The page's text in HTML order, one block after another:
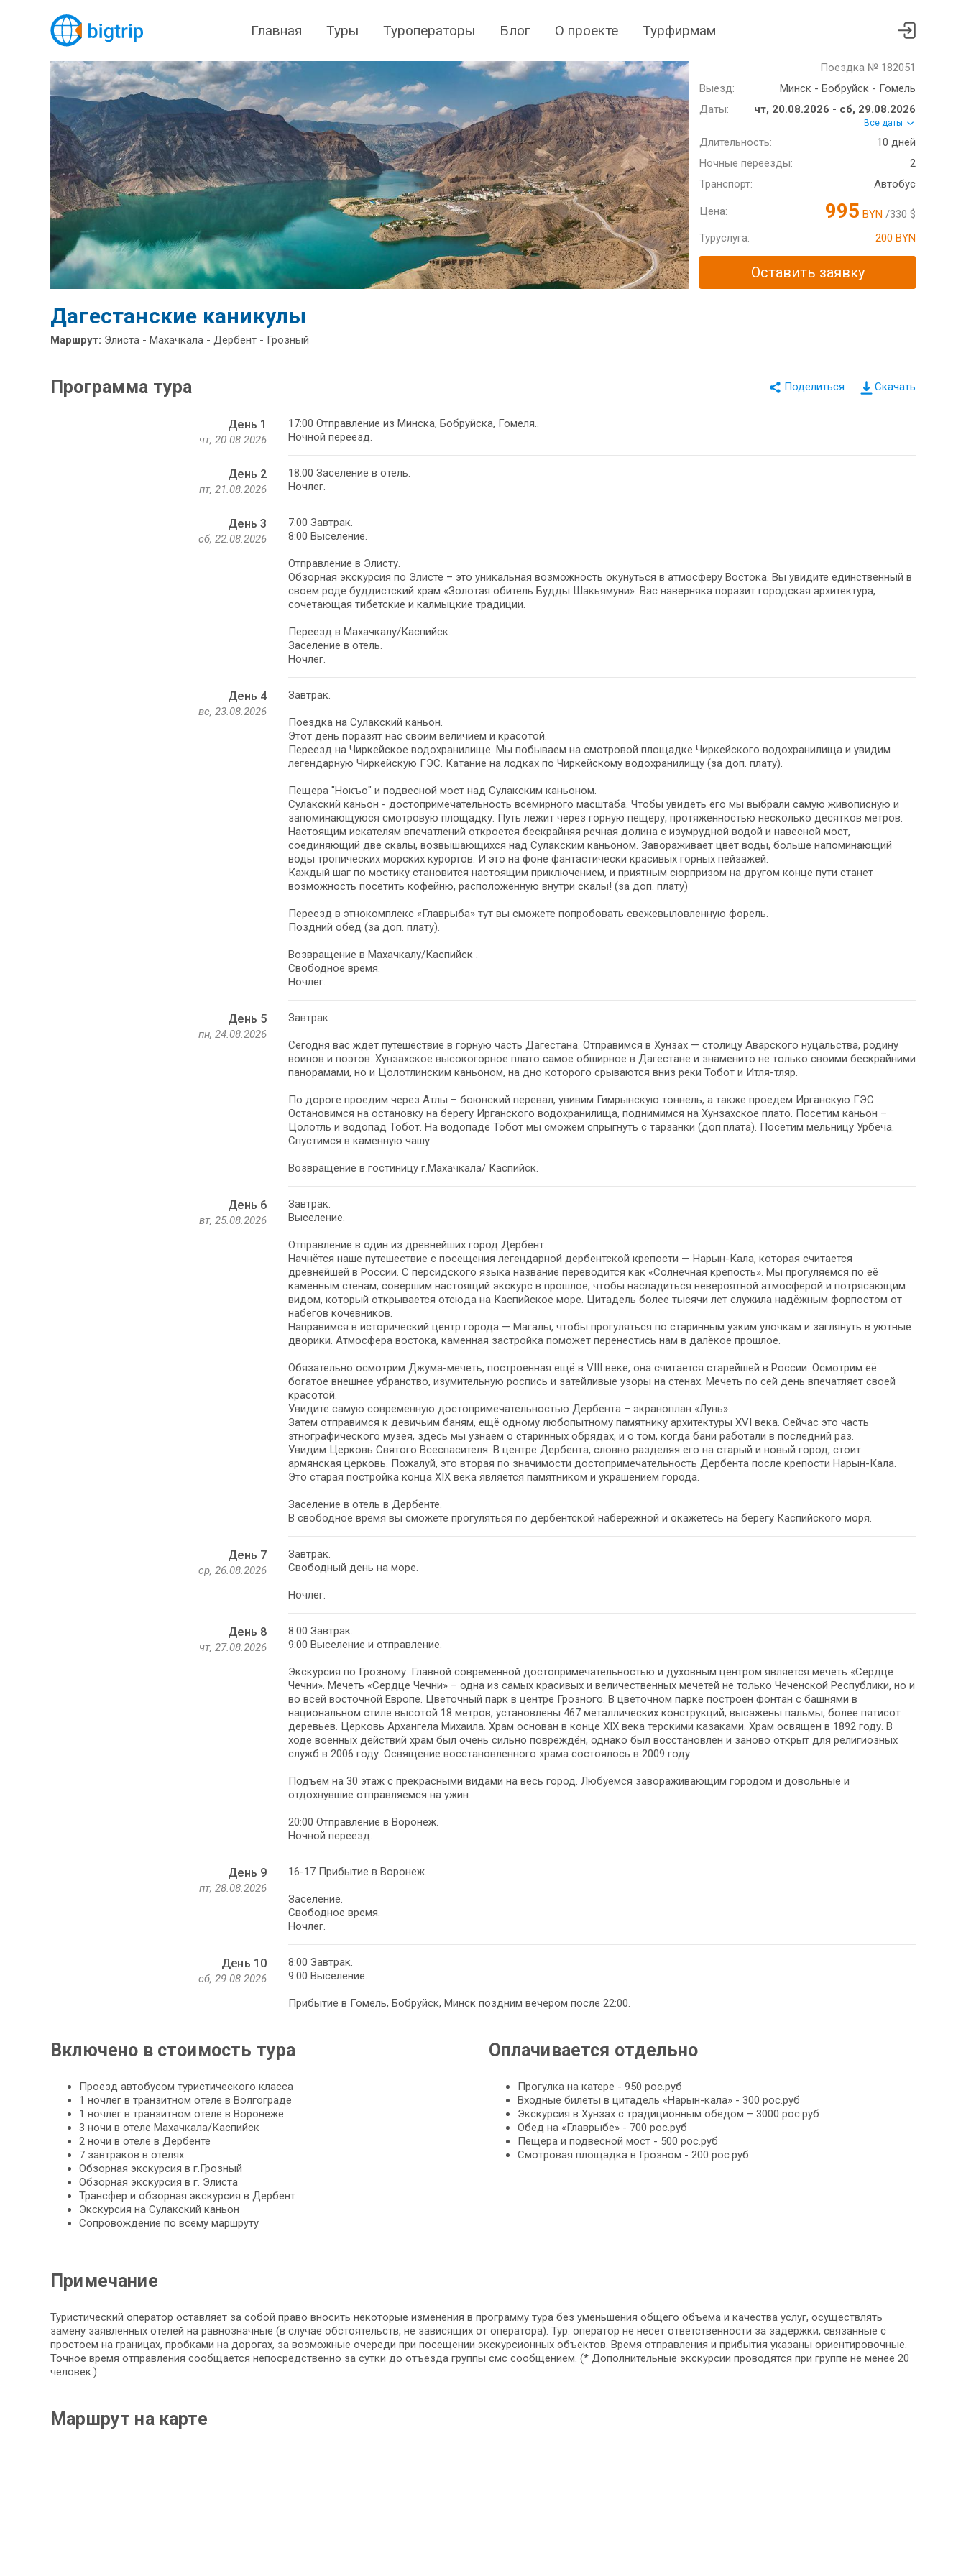
Главная Туры Туроператоры Блог О проекте Турфирмам
Поездка № 182051
Выезд:
Минск - Бобруйск - Гомель
Даты:
чт, 20.08.2026 - сб, 29.08.2026
Все даты
Длительность:
10 дней
Ночные переезды:
2
Транспорт:
Автобус
Цена: 995 BYN /330 $
Туруслуга:
200 BYN
Оставить заявку
Дагестанские каникулы
Маршрут: Элиста - Махачкала - Дербент - Грозный
Скачать
Программа тура
День 1
чт, 20.08.2026
17:00 Отправление из Минска, Бобруйска, Гомеля..
Ночной переезд.
День 2
пт, 21.08.2026
18:00 Заселение в отель.
Ночлег.
День 3
сб, 22.08.2026
7:00 Завтрак.
8:00 Выселение.
Отправление в Элисту.
Обзорная экскурсия по Элисте – это уникальная возможность окунуться в атмосферу Востока. Вы увидите единственный в
своем роде буддистский храм «Золотая обитель Будды Шакьямуни». Вас наверняка поразит городская архитектура,
сочетающая тибетские и калмыцкие традиции.
Переезд в Махачкалу/Каспийск.
Заселение в отель.
Ночлег.
День 4
вс, 23.08.2026
Завтрак.
Поездка на Сулакский каньон.
Этот день поразят нас своим величием и красотой.
Переезд на Чиркейское водохранилище. Мы побываем на смотровой площадке Чиркейского водохранилища и увидим
легендарную Чиркейскую ГЭС. Катание на лодках по Чиркейскому водохранилищу (за доп. плату).
Пещера "Нокъо" и подвесной мост над Сулакским каньоном.
Сулакский каньон - достопримечательность всемирного масштаба. Чтобы увидеть его мы выбрали самую живописную и
запоминающуюся смотровую площадку. Путь лежит через горную пещеру, протяженностью несколько десятков метров.
Настоящим искателям впечатлений откроется бескрайняя речная долина с изумрудной водой и навесной мост,
соединяющий две скалы, возвышающихся над Сулакским каньоном. Завораживает цвет воды, больше напоминающий
воды тропических морских курортов. И это на фоне фантастически красивых горных пейзажей.
Каждый шаг по мостику становится настоящим приключением, и приятным сюрпризом на другом конце пути станет
возможность посетить кофейню, расположенную внутри скалы! (за доп. плату)
Переезд в этнокомплекс «Главрыба» тут вы сможете попробовать свежевыловленную форель.
Поздний обед (за доп. плату).
Возвращение в Махачкалу/Каспийск .
Свободное время.
Ночлег.
День 5
пн, 24.08.2026
Завтрак.
Сегодня вас ждет путешествие в горную часть Дагестана. Отправимся в Хунзах — столицу Аварского нуцальства, родину
воинов и поэтов. Хунзахское высокогорное плато самое обширное в Дагестане и знаменито не только своими бескрайними
панорамами, но и Цолотлинским каньоном, на дно которого срываются вниз реки Тобот и Итля-тляр.
По дороге проедим через Атлы – боюнский перевал, увивим Гимрынскую тоннель, а также проедем Ирганскую ГЭС.
Остановимся на остановку на берегу Ирганского водохранилища, поднимимся на Хунзахское плато. Посетим каньон –
Цолотль и водопад Тобот. На водопаде Тобот мы сможем спрыгнуть с тарзанки (доп.плата). Посетим мельницу Урбеча.
Спустимся в каменную чашу.
Возвращение в гостиницу г.Махачкала/ Каспийск.
День 6
вт, 25.08.2026
Завтрак.
Выселение.
Отправление в один из древнейших город Дербент.
Начнётся наше путешествие с посещения легендарной дербентской крепости — Нарын-Кала, которая считается
древнейшей в России. С персидского языка название переводится как «Солнечная крепость». Мы прогуляемся по её
каменным стенам, совершим настоящий экскурс в прошлое, чтобы насладиться невероятной атмосферой и потрясающим
видом, который открывается отсюда на Каспийское море. Цитадель более тысячи лет служила надёжным форпостом от
набегов кочевников.
Направимся в исторический центр города — Магалы, чтобы прогуляться по старинным узким улочкам и заглянуть в уютные
дворики. Атмосфера востока, каменная застройка поможет перенестись нам в далёкое прошлое.
Обязательно осмотрим Джума-мечеть, построенная ещё в VIII веке, она считается старейшей в России. Осмотрим её
богатое внешнее убранство, изумительную роспись и затейливые узоры на стенах. Мечеть по сей день впечатляет своей
красотой.
Увидите самую современную достопримечательностью Дербента – экраноплан «Лунь».
Затем отправимся к девичьим баням, ещё одному любопытному памятнику архитектуры XVI века. Сейчас это часть
этнографического музея, здесь мы узнаем о старинных обрядах, и о том, когда бани работали в последний раз.
Увидим Церковь Святого Всеспасителя. В центре Дербента, словно разделяя его на старый и новый город, стоит
армянская церковь. Пожалуй, это вторая по значимости достопримечательность Дербента после крепости Нарын-Кала.
Это старая постройка конца XIX века является памятником и украшением города.
Заселение в отель в Дербенте.
В свободное время вы сможете прогуляться по дербентской набережной и окажетесь на берегу Каспийского моря.
День 7
ср, 26.08.2026
Завтрак.
Свободный день на море.
Ночлег.
День 8
чт, 27.08.2026
8:00 Завтрак.
9:00 Выселение и отправление.
Экскурсия по Грозному. Главной современной достопримечательностью и духовным центром является мечеть «Сердце
Чечни». Мечеть «Сердце Чечни» – одна из самых красивых и величественных мечетей не только Чеченской Республики, но и
во всей восточной Европе. Цветочный парк в центре Грозного. В цветочном парке построен фонтан с башнями в
национальном стиле высотой 18 метров, установлены 467 металлических конструкций, высажены пальмы, более пятисот
деревьев. Церковь Архангела Михаила. Храм основан в конце XIX века терскими казаками. Храм освящен в 1892 году. В
ходе военных действий храм был очень сильно повреждён, однако был восстановлен и заново открыт для религиозных
служб в 2006 году. Освящение восстановленного храма состоялось в 2009 году.
Подъем на 30 этаж с прекрасными видами на весь город. Любуемся завораживающим городом и довольные и
отдохнувшие отправляемся на ужин.
20:00 Отправление в Воронеж.
Ночной переезд.
День 9
пт, 28.08.2026
16-17 Прибытие в Воронеж.
Заселение.
Свободное время.
Ночлег.
День 10
сб, 29.08.2026
8:00 Завтрак.
9:00 Выселение.
Прибытие в Гомель, Бобруйск, Минск поздним вечером после 22:00.
Включено в стоимость тура
Проезд автобусом туристического класса
1 ночлег в транзитном отеле в Волгограде
1 ночлег в транзитном отеле в Воронеже
3 ночи в отеле Махачкала/Каспийск
2 ночи в отеле в Дербенте
7 завтраков в отелях
Обзорная экскурсия в г.Грозный
Обзорная экскурсия в г. Элиста
Трансфер и обзорная экскурсия в Дербент
Экскурсия на Сулакский каньон
Сопровождение по всему маршруту
Оплачивается отдельно
Прогулка на катере - 950 рос.руб
Входные билеты в цитадель «Нарын-кала» - 300 рос.руб
Экскурсия в Хунзах с традиционным обедом – 3000 рос.руб
Обед на «Главрыбе» - 700 рос.руб
Пещера и подвесной мост - 500 рос.руб
Смотровая площадка в Грозном - 200 рос.руб
Примечание
Туристический оператор оставляет за собой право вносить некоторые изменения в программу тура без уменьшения общего объема и качества услуг, осуществлять
замену заявленных отелей на равнозначные (в случае обстоятельств, не зависящих от оператора). Тур. оператор не несет ответственности за задержки, связанные с
простоем на границах, пробками на дорогах, за возможные очереди при посещении экскурсионных объектов. Время отправления и прибытия указаны ориентировочные.
Точное время отправления сообщается непосредственно за сутки до отъезда группы смс сообщением. (* Дополнительные экскурсии проводятся при группе не менее 20
человек.)
Маршрут на карте